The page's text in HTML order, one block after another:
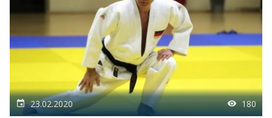
23.02.2020 180